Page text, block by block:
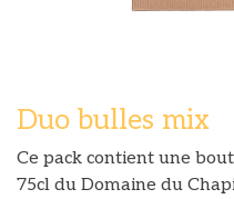
Duo bulles mix
Ce pack contient une
75cl du Domaine du